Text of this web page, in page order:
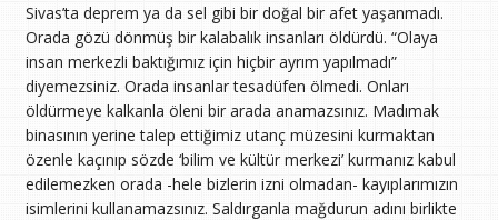
Sivas’ta deprem ya da sel gibi bir doğal bir afet yaşanmadı.
Orada gözü dönmüş bir kalabalık insanları öldürdü. “Olaya
insan merkezli baktığımız için hiçbir ayrım yapılmadı”
diyemezsiniz. Orada insanlar tesadüfen ölmedi. Onları
öldürmeye kalkanla öleni bir arada anamazsınız. Madımak
binasının yerine talep ettiğimiz utanç müzesini kurmaktan
özenle kaçınıp sözde ‘bilim ve kültür merkezi’ kurmanız kabul
edilemezken orada -hele bizlerin izni olmadan- kayıplarımızın
isimlerini kullanamazsınız. Saldırganla mağdurun adını birlikte